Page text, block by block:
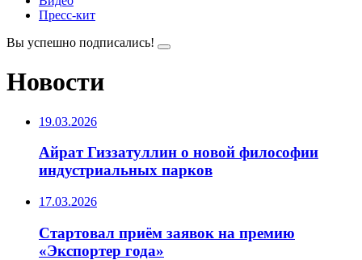
Пресс-кит
Вы успешно подписались!
Новости
19.03.2026
️Айрат Гиззатуллин о новой философии
индустриальных парков
17.03.2026
️Стартовал приём заявок на премию
«Экспортер года»